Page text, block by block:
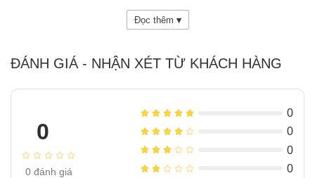
Hệ điều hành mới, đồng bộ mượt mà
Kết luận: lựa chọn hoàn hảo cho cuộc sống năng động
Đọc thêm ▾
ĐÁNH GIÁ - NHẬN XÉT TỪ KHÁCH HÀNG
0
0đánh giá
0
0
0
0